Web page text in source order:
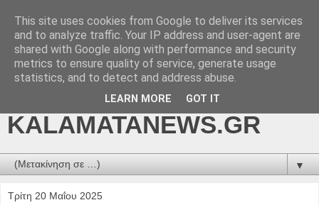
kalamatanews.gr -
ΜΕΣΣΗΝΙΑΚΑ ΝΕΑ
ONLINE-
KALAMATANEWS.GR
▼
Τρίτη 20 Μαΐου 2025
This site uses cookies from Google to deliver its services
and to analyze traffic. Your IP address and user-agent are
shared with Google along with performance and security
metrics to ensure quality of service, generate usage
statistics, and to detect and address abuse.
LEARN MORE GOT IT